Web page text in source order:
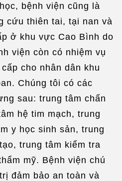
bệnh viện cũng là
cứu thiên tai, tại nan và
ở khu vực Cao Bình do
viện còn có nhiệm vụ
cho nhân dân khu
Chúng tôi có các
sau: trung tâm chấn
hệ tim mạch, trung
y học sinh sản, trung
trung tâm kiểm tra
mỹ. Bệnh viện chú
đảm bảo an toàn và